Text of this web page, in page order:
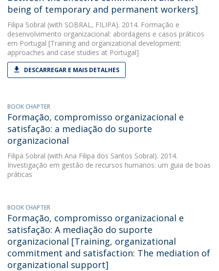
being of temporary and permanent workers]
Filipa Sobral (with SOBRAL, FILIPA). 2014. Formação e
desenvolvimento organizacional: abordagens e casos práticos
em Portugal [Training and organizational development:
approaches and case studies at Portugal]
DESCARREGAR E MAIS DETALHES
BOOK CHAPTER
Formação, compromisso organizacional e
satisfação: a mediação do suporte
organizacional
Filipa Sobral (with Ana Filipa dos Santos Sobral). 2014.
Investigação em gestão de recursos humanos: um guia de boas
práticas
BOOK CHAPTER
Formação, compromisso organizacional e
satisfação: A mediação do suporte
organizacional [Training, organizational
commitment and satisfaction: The mediation of
organizational support]